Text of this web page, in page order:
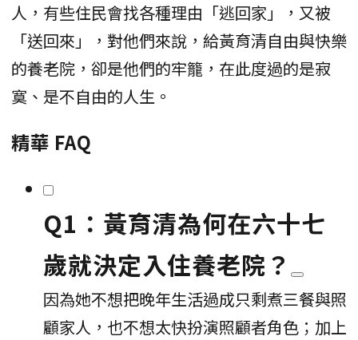
人，有些住民會找各種理由「逃回家」，又被
「送回來」，對他們來說，給黃育清自由與快樂
的養老院，卻是他們的牢籠，在此度過的是寂
寞、是不自由的人生。
精華 FAQ
Q1：黃育清為何在六十七
歲就決定入住養老院？
因為她不想把晚年生活過成只剩煮三餐與照
顧家人，也不想太快扮演照顧者角色；加上